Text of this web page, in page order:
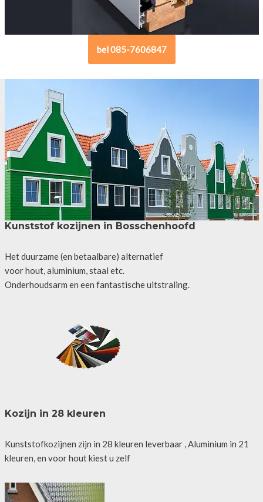
bel 085-7606847
Kunststof kozijnen in Bosschenhoofd
Het duurzame (en betaalbare) alternatief
voor hout, aluminium, staal etc.
Onderhoudsarm en een fantastische uitstraling.
Kozijn in 28 kleuren
Kunststofkozijnen zijn in 28 kleuren leverbaar , Aluminium in 21
kleuren, en voor hout kiest u zelf